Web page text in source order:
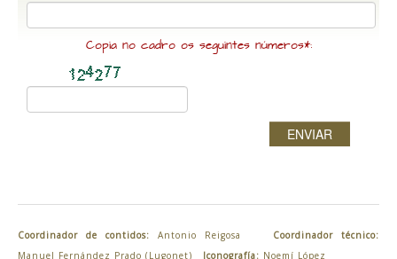
Copia no cadro os seguintes números*:
ENVIAR
Coordinador de contidos: Antonio Reigosa Coordinador técnico:
Manuel Fernández Prado (Lugonet) Iconografía: Noemí López